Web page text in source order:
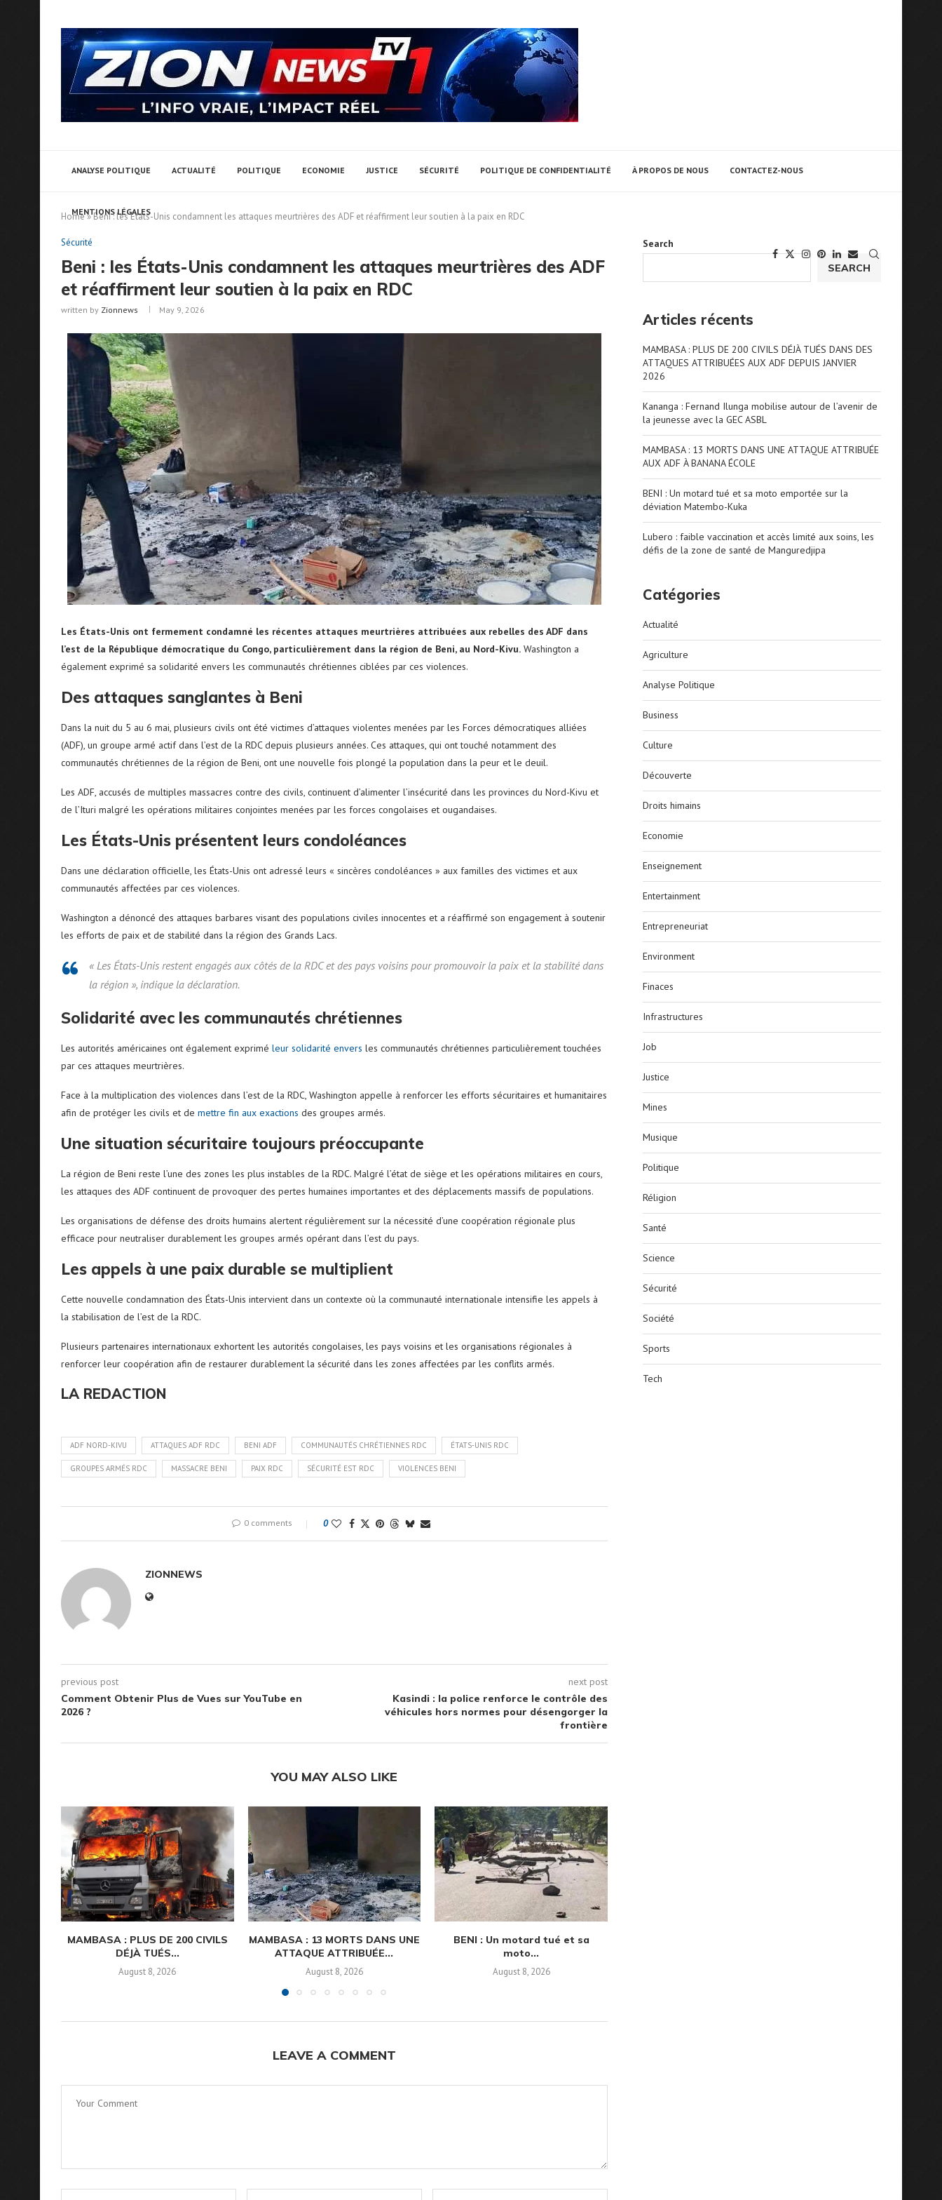
ANALYSE POLITIQUE ACTUALITÉ POLITIQUE ECONOMIE JUSTICE SÉCURITÉ POLITIQUE DE CONFIDENTIALITÉ À PROPOS DE NOUS CONTACTEZ-NOUS
MENTIONS LÉGALES
Home»Beni : les États-Unis condamnent les attaques meurtrières des ADF et réaffirment leur soutien à la paix en RDC
Sécurité
Beni : les États-Unis condamnent les attaques meurtrières des ADF
et réaffirment leur soutien à la paix en RDC
written by Zionnews May 9, 2026
Les États-Unis ont fermement condamné les récentes attaques meurtrières attribuées aux rebelles des ADF dans
l’est de la République démocratique du Congo, particulièrement dans la région de Beni, au Nord-Kivu. Washington a
également exprimé sa solidarité envers les communautés chrétiennes ciblées par ces violences.
Des attaques sanglantes à Beni
Dans la nuit du 5 au 6 mai, plusieurs civils ont été victimes d’attaques violentes menées par les Forces démocratiques alliées
(ADF), un groupe armé actif dans l’est de la RDC depuis plusieurs années. Ces attaques, qui ont touché notamment des
communautés chrétiennes de la région de Beni, ont une nouvelle fois plongé la population dans la peur et le deuil.
Les ADF, accusés de multiples massacres contre des civils, continuent d’alimenter l’insécurité dans les provinces du Nord-Kivu et
de l’Ituri malgré les opérations militaires conjointes menées par les forces congolaises et ougandaises.
Les États-Unis présentent leurs condoléances
Dans une déclaration officielle, les États-Unis ont adressé leurs « sincères condoléances » aux familles des victimes et aux
communautés affectées par ces violences.
Washington a dénoncé des attaques barbares visant des populations civiles innocentes et a réaffirmé son engagement à soutenir
les efforts de paix et de stabilité dans la région des Grands Lacs.
« Les États-Unis restent engagés aux côtés de la RDC et des pays voisins pour promouvoir la paix et la stabilité dans
la région », indique la déclaration.
Solidarité avec les communautés chrétiennes
Les autorités américaines ont également exprimé leur solidarité envers les communautés chrétiennes particulièrement touchées
par ces attaques meurtrières.
Face à la multiplication des violences dans l’est de la RDC, Washington appelle à renforcer les efforts sécuritaires et humanitaires
afin de protéger les civils et de mettre fin aux exactions des groupes armés.
Une situation sécuritaire toujours préoccupante
La région de Beni reste l’une des zones les plus instables de la RDC. Malgré l’état de siège et les opérations militaires en cours,
les attaques des ADF continuent de provoquer des pertes humaines importantes et des déplacements massifs de populations.
Les organisations de défense des droits humains alertent régulièrement sur la nécessité d’une coopération régionale plus
efficace pour neutraliser durablement les groupes armés opérant dans l’est du pays.
Les appels à une paix durable se multiplient
Cette nouvelle condamnation des États-Unis intervient dans un contexte où la communauté internationale intensifie les appels à
la stabilisation de l’est de la RDC.
Plusieurs partenaires internationaux exhortent les autorités congolaises, les pays voisins et les organisations régionales à
renforcer leur coopération afin de restaurer durablement la sécurité dans les zones affectées par les conflits armés.
LA REDACTION
ADF NORD-KIVU ATTAQUES ADF RDC BENI ADF COMMUNAUTÉS CHRÉTIENNES RDC ÉTATS-UNIS RDC
GROUPES ARMÉS RDC MASSACRE BENI PAIX RDC SÉCURITÉ EST RDC VIOLENCES BENI
0 comments 0
ZIONNEWS
previous post
Comment Obtenir Plus de Vues sur YouTube en
2026 ?
next post
Kasindi : la police renforce le contrôle des
véhicules hors normes pour désengorger la
frontière
YOU MAY ALSO LIKE
MAMBASA : PLUS DE 200 CIVILS
DÉJÀ TUÉS...
August 8, 2026
MAMBASA : 13 MORTS DANS UNE
ATTAQUE ATTRIBUÉE...
August 8, 2026
BENI : Un motard tué et sa
moto...
August 8, 2026
LEAVE A COMMENT
Search
SEARCH
Articles récents
MAMBASA : PLUS DE 200 CIVILS DÉJÀ TUÉS DANS DES
ATTAQUES ATTRIBUÉES AUX ADF DEPUIS JANVIER
2026
Kananga : Fernand Ilunga mobilise autour de l’avenir de
la jeunesse avec la GEC ASBL
MAMBASA : 13 MORTS DANS UNE ATTAQUE ATTRIBUÉE
AUX ADF À BANANA ÉCOLE
BENI : Un motard tué et sa moto emportée sur la
déviation Matembo-Kuka
Lubero : faible vaccination et accès limité aux soins, les
défis de la zone de santé de Manguredjipa
Catégories
Actualité
Agriculture
Analyse Politique
Business
Culture
Découverte
Droits himains
Economie
Enseignement
Entertainment
Entrepreneuriat
Environment
Finaces
Infrastructures
Job
Justice
Mines
Musique
Politique
Réligion
Santé
Science
Sécurité
Société
Sports
Tech